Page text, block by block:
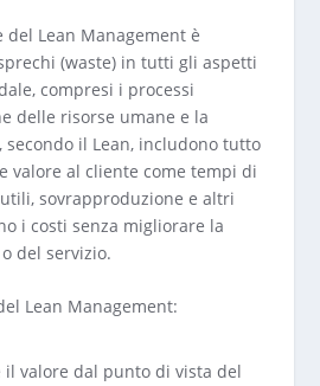
del Lean Management è
(waste) in tutti gli aspetti
compresi i processi
delle risorse umane e la
secondo il Lean, includono tutto
valore al cliente come tempi di
sovrapproduzione e altri
i costi senza migliorare la
del servizio.
Lean Management:
il valore dal punto di vista del